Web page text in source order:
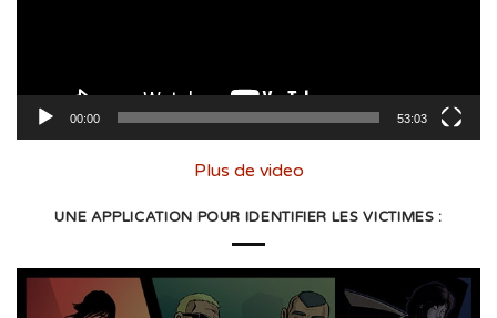
00:00 53:03
Plus de video
UNE APPLICATION POUR IDENTIFIER LES VICTIMES :